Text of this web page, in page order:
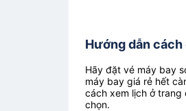
Hướng dẫn
Hãy đặt vé máy bay
máy bay giá rẻ hết
cách xem lịch ở trang
chọn.